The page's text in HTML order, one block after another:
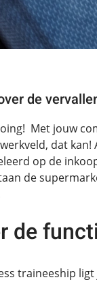
de
Met jouw
dat
op de
de
de
traineeship